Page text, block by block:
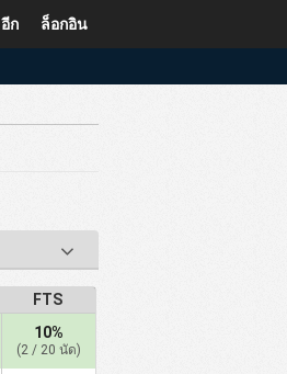
ล็อกอิน
อีก
FTS
10%
(2 / 20 นัด)